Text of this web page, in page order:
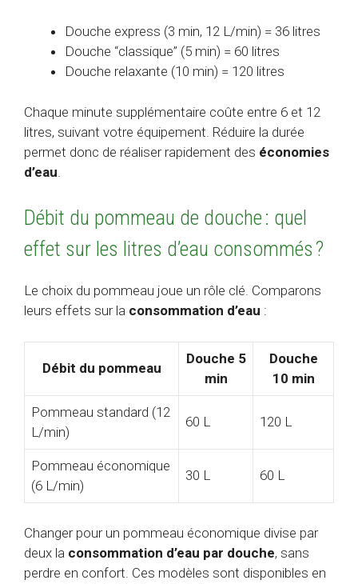
Douche express (3 min, 12 L/min) = 36 litres
Douche “classique” (5 min) = 60 litres
Douche relaxante (10 min) = 120 litres
Chaque minute supplémentaire coûte entre 6 et 12
litres, suivant votre équipement. Réduire la durée
permet donc de réaliser rapidement des économies
d’eau
Débit du pommeau de douche : quel
effet sur les litres d’eau consommés ?
Le choix du pommeau joue un rôle clé. Comparons
leurs effets sur la consommation d’eau :
Débit du pommeau
Douche 5
min
Douche
10 min
Pommeau standard (12
L/min)
60 L 120 L
Pommeau économique
(6 L/min)
30 L 60 L
Changer pour un pommeau économique divise par
deux la consommation d’eau par douche, sans
perdre en confort. Ces modèles sont disponibles en